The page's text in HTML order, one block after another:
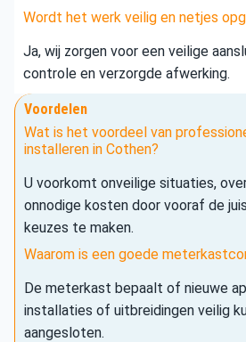
Wordt het werk veilig en netjes
Ja, wij zorgen voor een veilige
controle en verzorgde afwerking.
Voordelen
Wat is het voordeel van
installeren in Cothen?
U voorkomt onveilige situaties,
onnodige kosten door vooraf de
keuzes te maken.
Waarom is een goede
De meterkast bepaalt of nieuwe
installaties of uitbreidingen veilig
aangesloten.